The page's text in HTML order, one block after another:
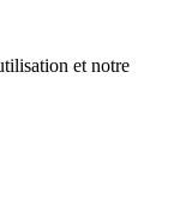
et notre